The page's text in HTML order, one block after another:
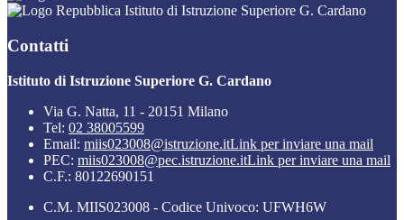
Istituto di Istruzione Superiore G. Cardano
Contatti
Istituto di Istruzione Superiore G. Cardano
Via G. Natta, 11 - 20151 Milano
Tel: 02 38005599
Email: miis023008@istruzione.itLink per inviare una mail
PEC: miis023008@pec.istruzione.itLink per inviare una mail
C.F.: 80122690151
C.M. MIIS023008 - Codice Univoco: UFWH6W